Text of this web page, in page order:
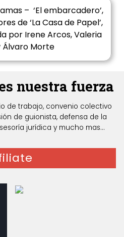
– ‘El embarcadero’,
de ‘La Casa de Papel’,
por Irene Arcos, Valeria
Álvaro Morte
nuestra fuerza
de trabajo, convenio colectivo
de guionista, defensa de la
jurídica y mucho mas...